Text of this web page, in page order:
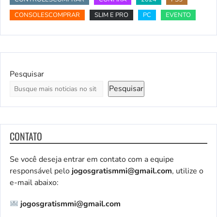
CONSOLESCOMPRAR
SLIM E PRO PC EVENTO
Pesquisar
Pesquisar
CONTATO
Se você deseja entrar em contato com a equipe
responsável pelo jogosgratismmi@gmail.com, utilize o
e-mail abaixo:
jogosgratismmi@gmail.com